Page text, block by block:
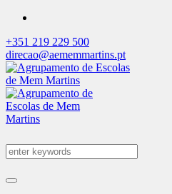
+351 219 229 500
direcao@aememmartins.pt